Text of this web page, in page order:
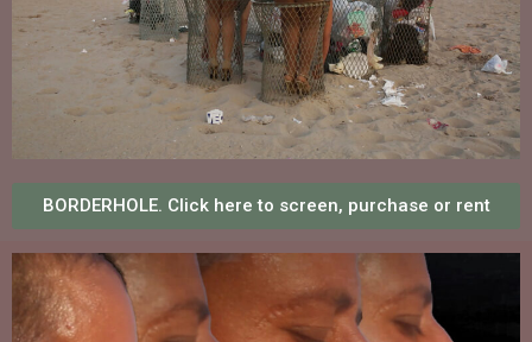
BORDERHOLE. Click here to screen, purchase or rent